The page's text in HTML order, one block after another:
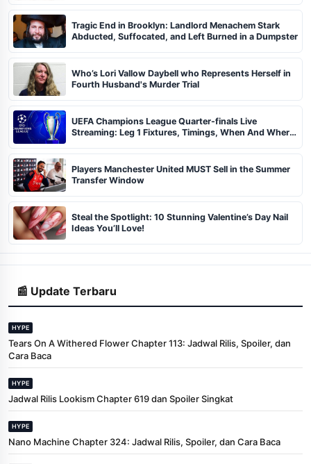
Tragic End in Brooklyn: Landlord Menachem Stark
Abducted, Suffocated, and Left Burned in a Dumpster
Who’s Lori Vallow Daybell who Represents Herself in
Fourth Husband's Murder Trial
UEFA Champions League Quarter-finals Live
Streaming: Leg 1 Fixtures, Timings, When And Where
Players Manchester United MUST Sell in the Summer
Transfer Window
Steal the Spotlight: 10 Stunning Valentine’s Day Nail
Ideas You’ll Love!
📰 Update Terbaru
HYPE
Tears On A Withered Flower Chapter 113: Jadwal Rilis, Spoiler, dan
Cara Baca
HYPE
Jadwal Rilis Lookism Chapter 619 dan Spoiler Singkat
HYPE
Nano Machine Chapter 324: Jadwal Rilis, Spoiler, dan Cara Baca